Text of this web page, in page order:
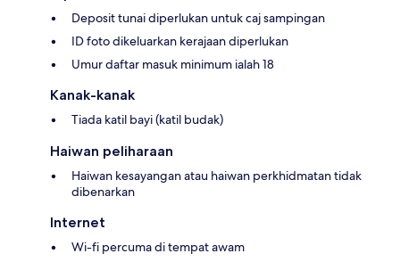
Deposit tunai diperlukan untuk caj sampingan
ID foto dikeluarkan kerajaan diperlukan
Umur daftar masuk minimum ialah 18
Kanak-kanak
Tiada katil bayi (katil budak)
Haiwan peliharaan
Haiwan kesayangan atau haiwan perkhidmatan tidak
dibenarkan
Internet
Wi-fi percuma di tempat awam